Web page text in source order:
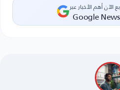
الآن أهم الأخبار عبر
Google